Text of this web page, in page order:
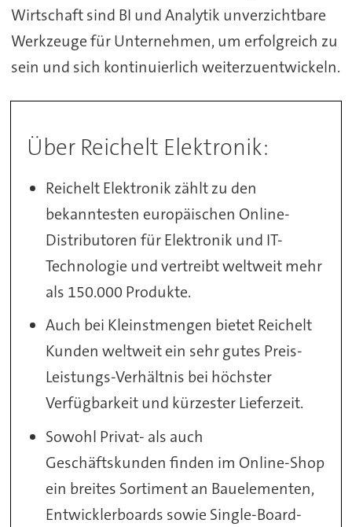
Wirtschaft sind BI und Analytik unverzichtbare
Werkzeuge für Unternehmen, um erfolgreich zu
sein und sich kontinuierlich weiterzuentwickeln.
Über Reichelt Elektronik:
Reichelt Elektronik zählt zu den
bekanntesten europäischen Online-
Distributoren für Elektronik und IT-
Technologie und vertreibt weltweit mehr
als 150.000 Produkte.
Auch bei Kleinstmengen bietet Reichelt
Kunden weltweit ein sehr gutes Preis-
Leistungs-Verhältnis bei höchster
Verfügbarkeit und kürzester Lieferzeit.
Sowohl Privat- als auch
Geschäftskunden finden im Online-Shop
ein breites Sortiment an Bauelementen,
Entwicklerboards sowie Single-Board-